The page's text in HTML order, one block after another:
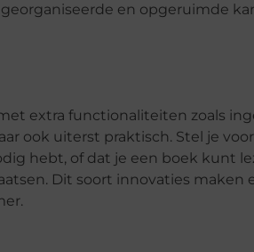
en opgeruimde
extra functionaliteiten zoals
ook uiterst praktisch. Stel je
hebt, of dat je een boek kunt
Dit soort innovaties maken